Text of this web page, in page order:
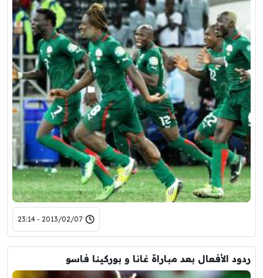
2013/02/07 - 23:14
ردود الأفعال بعد مباراة غانا و بوركينا فاسو